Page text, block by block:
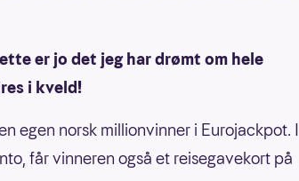
er jo det jeg har drømt om hele
i kveld!
egen norsk millionvinner i Eurojackpot. I
får vinneren også et reisegavekort på